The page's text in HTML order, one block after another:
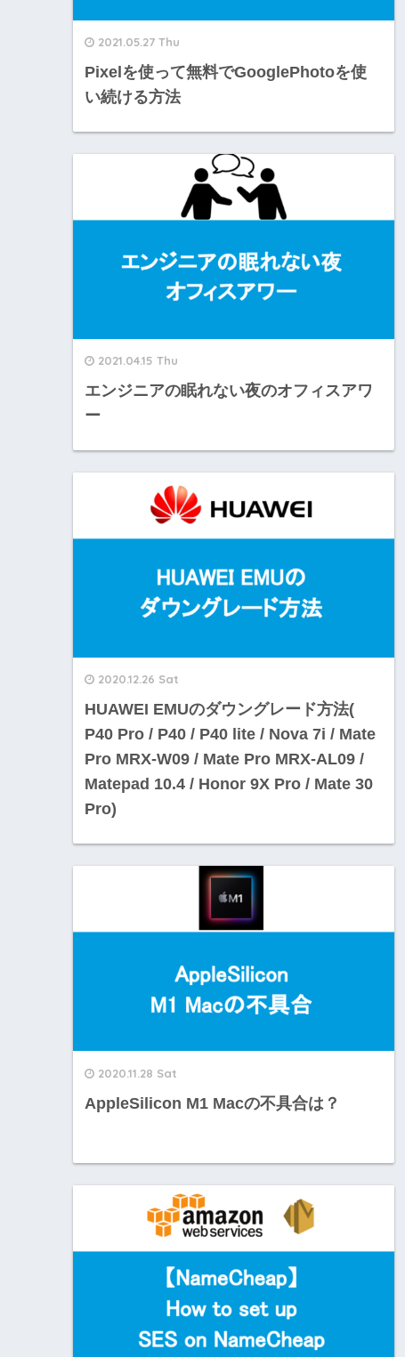
2021.05.27 Thu
Pixelを使って無料でGooglePhotoを使
い続ける方法
2021.04.15 Thu
エンジニアの眠れない夜のオフィスアワ
ー
2020.12.26 Sat
HUAWEI EMUのダウングレード方法(
P40 Pro / P40 / P40 lite / Nova 7i / Mate
Pro MRX-W09 / Mate Pro MRX-AL09 /
Matepad 10.4 / Honor 9X Pro / Mate 30
Pro)
2020.11.28 Sat
AppleSilicon M1 Macの不具合は？